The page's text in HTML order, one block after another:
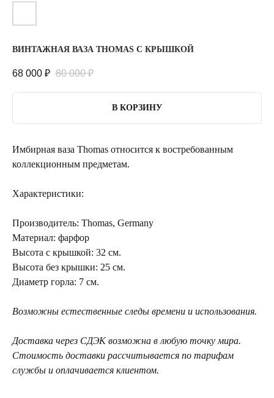
ВИНТАЖНАЯ ВАЗА THOMAS С КРЫШКОЙ
68 000 ₽ 80 000 ₽
В КОРЗИНУ
Имбирная ваза Thomas относится к востребованным
коллекционным предметам.
Характеристики:
Производитель: Thomas, Germany
Материал: фарфор
Высота с крышкой: 32 см.
Высота без крышки: 25 см.
Диаметр горла: 7 см.
Возможны естественные следы времени и использования.
Доставка через СДЭК возможна в любую точку мира.
Стоимость доставки рассчитывается по тарифам
службы и оплачивается клиентом.